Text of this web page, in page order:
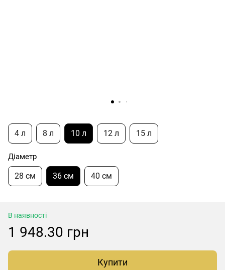
4 л 8 л 10 л 12 л 15 л
Діаметр
28 см 36 см 40 см
В наявності
1 948.30 грн
Купити